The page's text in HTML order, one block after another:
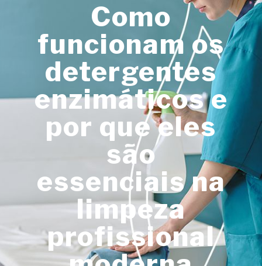
Como
funcionam os
detergentes
enzimáticos e
por que eles
são
essenciais na
limpeza
profissional